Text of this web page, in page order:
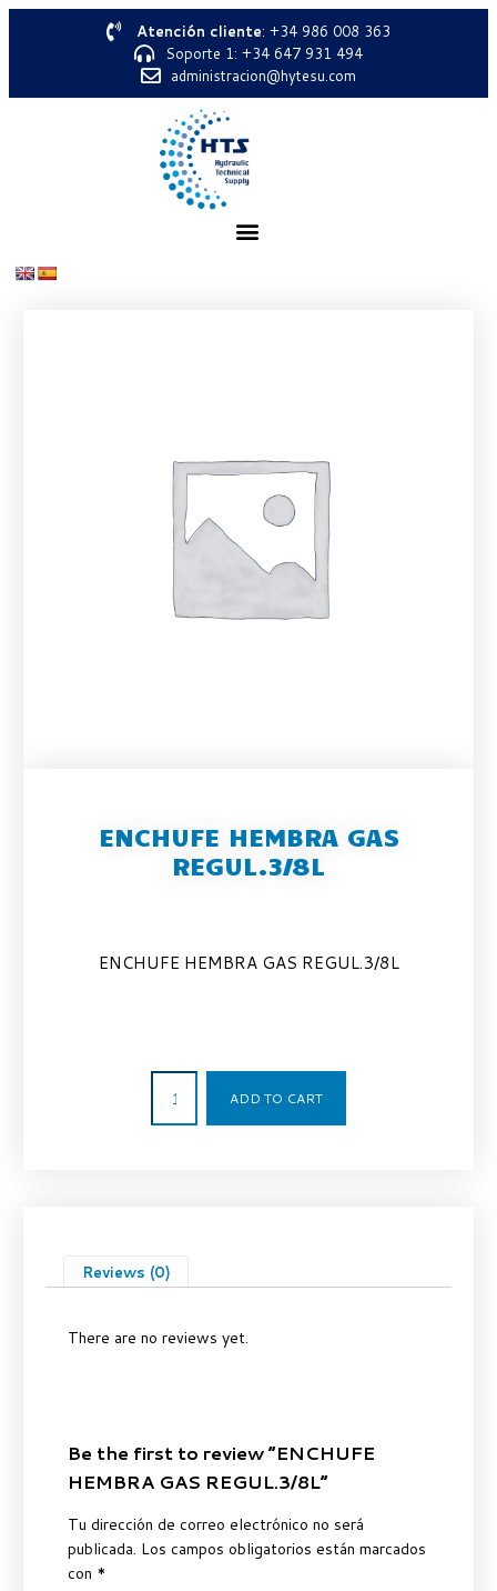
Atención cliente: +34 986 008 363
Soporte 1: +34 647 931 494
administracion@hytesu.com
ENCHUFE HEMBRA GAS
REGUL.3/8L
ENCHUFE HEMBRA GAS REGUL.3/8L
ADD TO CART
Reviews (0)
There are no reviews yet.
Be the first to review “ENCHUFE
HEMBRA GAS REGUL.3/8L”
Tu dirección de correo electrónico no será
publicada. Los campos obligatorios están marcados
con *